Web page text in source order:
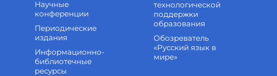
Научные
конференции
Периодические
издания
Информационно-
библиотечные
ресурсы
технологической
поддержки
образования
Обозреватель
«Русский язык в
мире»